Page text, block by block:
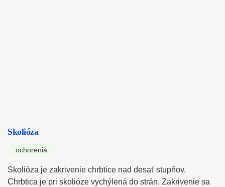
Skolióza
ochorenia
Skolióza je zakrivenie chrbtice nad desať stupňov.
Chrbtica je pri skolióze vychýlená do strán. Zakrivenie sa